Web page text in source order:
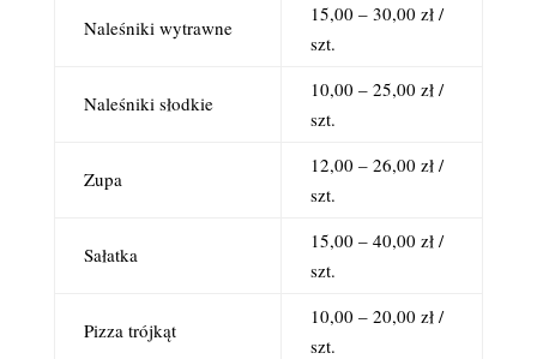
Naleśniki wytrawne
15,00 – 30,00 zł /
szt.
Naleśniki słodkie
10,00 – 25,00 zł /
szt.
Zupa
12,00 – 26,00 zł /
szt.
Sałatka
15,00 – 40,00 zł /
szt.
Pizza trójkąt
10,00 – 20,00 zł /
szt.